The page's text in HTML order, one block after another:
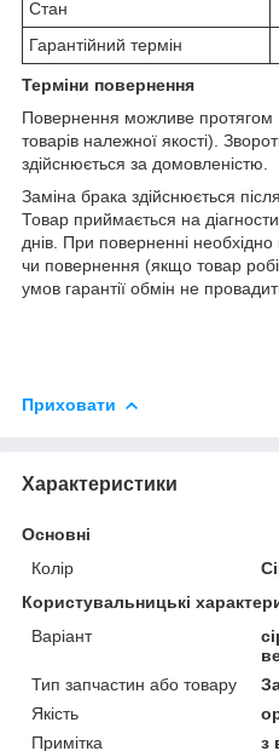
Стан
Гарантійний термін
Терміни повернення
Повернення можливе протягом
товарів належної якості).
здійснюється за домовленістю.
Заміна брака здійснюється
Товар приймається на
днів. При поверненні
чи повернення (якщо товар
умов гарантії обмін не
Приховати
Характеристики
Основні
Колір
Користувальницькі
Варіант
Тип запчастин або товару
Якість
Примітка
з